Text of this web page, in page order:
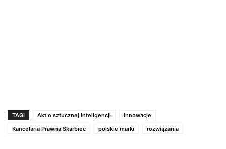
TAGI Akt o sztucznej inteligencji
innowacje
Kancelaria Prawna Skarbiec
polskie marki rozwiązania